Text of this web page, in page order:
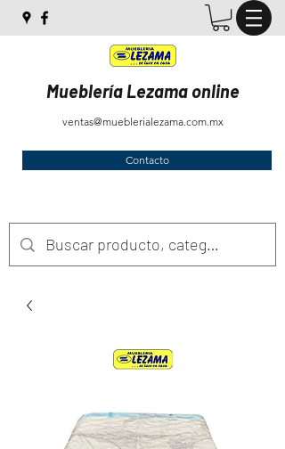
Mueblería Lezama online
ventas@mueblerialezama.com.mx
Contacto